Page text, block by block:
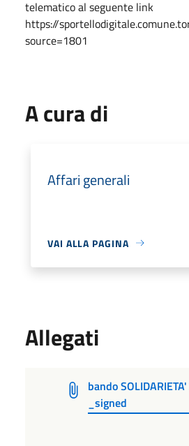
telematico al seguente link
https://
source=1801
A cura di
Affari generali
VAI ALLA PAGINA
Allegati
bando
_signed